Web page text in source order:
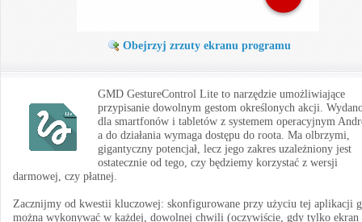
Obejrzyj zrzuty ekranu programu
GMD GestureControl Lite to narzędzie umożliwiające
przypisanie dowolnym gestom określonych akcji.
dla smartfonów i tabletów z systemem operacyjnym
a do działania wymaga dostępu do roota. Ma olbrzymi,
gigantyczny potencjał, lecz jego zakres uzależniony jest
ostatecznie od tego, czy będziemy korzystać z wersji
darmowej, czy płatnej.
Zacznijmy od kwestii kluczowej: skonfigurowane przy użyciu tej aplikacji
można wykonywać w każdej, dowolnej chwili (oczywiście, gdy tylko ekran